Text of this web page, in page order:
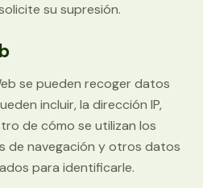
su supresión.
se pueden recoger datos
incluir, la dirección IP,
de cómo se utilizan los
de navegación y otros datos
para identificarle.